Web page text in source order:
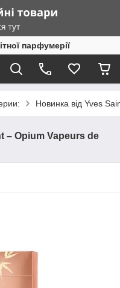
парфумерії
Новинка від Yves
– Opium Vapeurs de